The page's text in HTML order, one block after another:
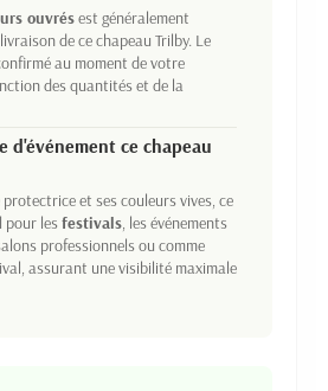
ouvrésest généralement
de ce chapeau Trilby. Le
au moment de votre
des quantités et de la
d'événement ce chapeau
et ses couleurs vives, ce
pour lesfestivals, les événements
professionnels ou comme
assurant une visibilité maximale